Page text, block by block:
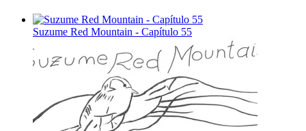
Suzume Red Mountain - Capítulo 55